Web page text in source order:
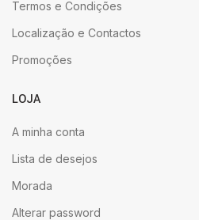
Termos e Condições
Localização e Contactos
Promoções
LOJA
A minha conta
Lista de desejos
Morada
Alterar password